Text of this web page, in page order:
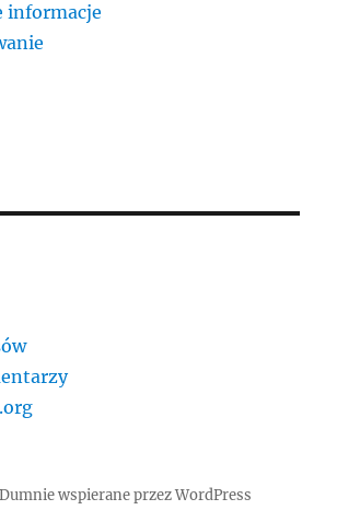
informacje
Dumnie wspierane przez WordPress